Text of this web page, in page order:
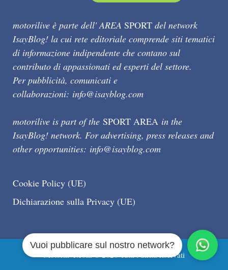
motorilive è parte dell' AREA SPORT del network
IsayBlog! la cui rete editoriale comprende siti tematici
di informazione indipendente che contano sul
contributo di appassionati ed esperti del settore.
Per pubblicità, comunicati e
collaborazioni: info@isayblog.com
motorilive is part of the SPORT AREA in the
IsayBlog! network. For advertising, press releases and
other opportunities: info@isayblog.com
Cookie Policy (UE)
Dichiarazione sulla Privacy (UE)
Motorilive.com © 2026 Tutti i diritti riservati
Vuoi pubblicare sul nostro network?